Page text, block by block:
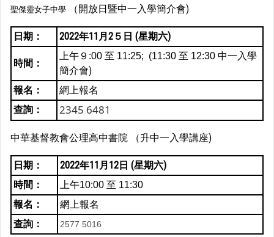
聖傑靈女子中學 （開放日暨中一入學簡介會)
日期： 2022年11月2５日 (星期六)
時間：
上午９:00 至 11:25; (11:30 至 12:30 中一入學
簡介會)
報名：
網上報名
查詢：
2345 6481
中華基督教會公理高中書院 （升中一入學講座)
日期：
2022年11月12日 (星期六)
時間：
上午10:00 至 11:30
報名：
網上報名
查詢：
2577 5016